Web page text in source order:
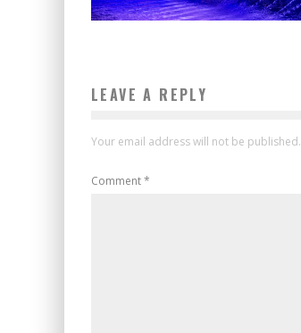
LEAVE A REPLY
Your email address will not be published.
Comment*